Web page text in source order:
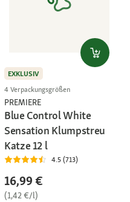
EXKLUSIV
4 Verpackungsgrößen
PREMIERE
Blue Control White
Sensation Klumpstreu
Katze 12 l
4.5 (713)
16,99 €
(1,42 €/l)